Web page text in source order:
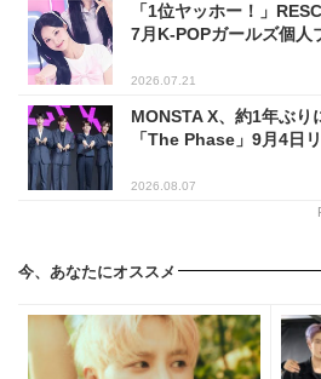
「1位ヤッホー！」
7月K-POPガールズ個人
2026.07.21
MONSTA X、約1年ぶり
「The Phase」9月4日
2026.08.07
今、あなたにオススメ